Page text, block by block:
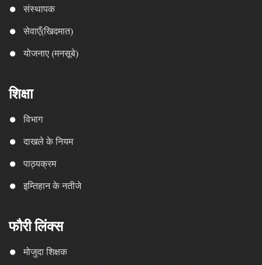
संस्थापक
सेवाएँ(खिदमात)
योजनाए (मनसूबे)
शिक्षा
विभाग
दाखले के नियम
पाठ्यक्रम
इम्तिहान के नतीजे
फौरी लिंक्स
मोजुदा शिक्षक